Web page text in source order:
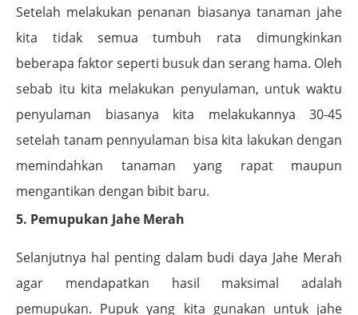
Setelah melakukan penanan biasanya tanaman jahe
kita tidak semua tumbuh rata dimungkinkan
beberapa faktor seperti busuk dan serang hama. Oleh
sebab itu kita melakukan penyulaman, untuk waktu
penyulaman biasanya kita melakukannya 30-45
setelah tanam pennyulaman bisa kita lakukan dengan
memindahkan tanaman yang rapat maupun
mengantikan dengan bibit baru.
5. Pemupukan Jahe Merah
Selanjutnya hal penting dalam budi daya Jahe Merah
agar mendapatkan hasil maksimal adalah
pemupukan. Pupuk yang kita gunakan untuk jahe